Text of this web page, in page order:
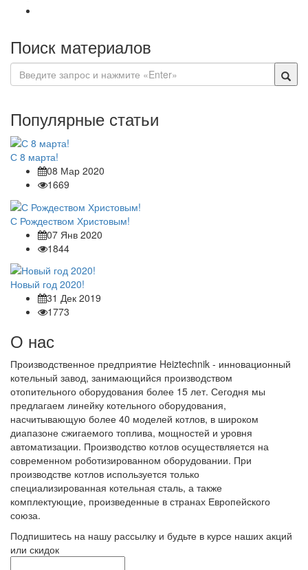
Поиск материалов
Популярные статьи
С 8 марта!
08 Мар 2020
1669
С Рождеством Христовым!
07 Янв 2020
1844
Новый год 2020!
31 Дек 2019
1773
О нас
Производственное предприятие Heiztechnik - инновационный
котельный завод, занимающийся производством
отопительного оборудования более 15 лет. Сегодня мы
предлагаем линейку котельного оборудования,
насчитывающую более 40 моделей котлов, в широком
диапазоне сжигаемого топлива, мощностей и уровня
автоматизации. Производство котлов осуществляется на
современном роботизированном оборудовании. При
производстве котлов используется только
специализированная котельная сталь, а также
комплектующие, произведенные в странах Европейского
союза.
Подпишитесь на нашу рассылку и будьте в курсе наших акций
или скидок